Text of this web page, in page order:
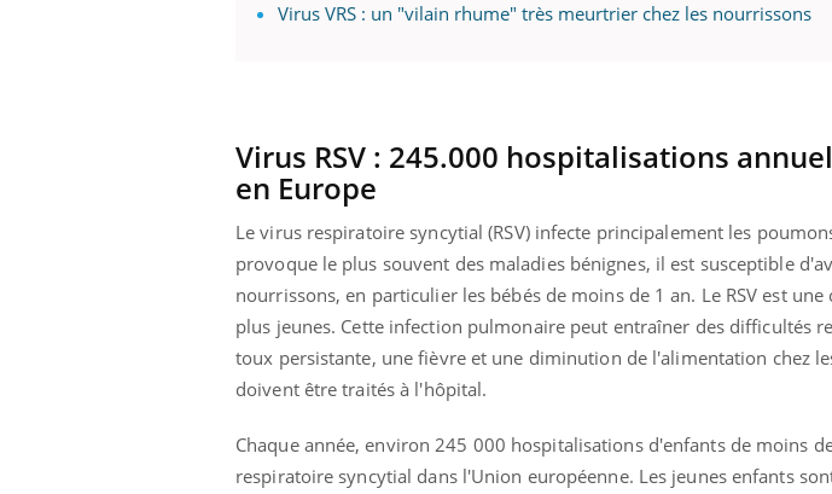
Virus VRS : un "vilain rhume" très meurtrier chez les nourrissons
Virus RSV : 245.000 hospitalisations
en Europe
Le virus respiratoire syncytial (RSV) infecte principalement les
provoque le plus souvent des maladies bénignes, il est susceptible
nourrissons, en particulier les bébés de moins de 1 an. Le RSV est une
plus jeunes. Cette infection pulmonaire peut entraîner des difficultés
toux persistante, une fièvre et une diminution de l'alimentation chez
doivent être traités à l'hôpital.
Chaque année, environ 245 000 hospitalisations d'enfants de moins
respiratoire syncytial dans l'Union européenne. Les jeunes enfants